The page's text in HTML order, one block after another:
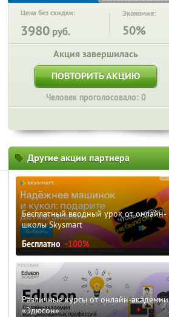
Цена без скидки:
3980 руб.
Экономия:
50%
Акция завершилась
ПОВТОРИТЬ АКЦИЮ
Человек проголосовало: 0
Другие акции партнера
Бесплатный вводный урок от онлайн-
школы Skysmart
Бесплатно -100%
Различные курсы от онлайн-академии
«Эдюсон»